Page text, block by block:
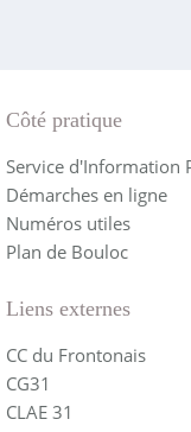
Côté pratique
Service d'Information
Démarches en ligne
Numéros utiles
Plan de Bouloc
Liens externes
CC du Frontonais
CG31
CLAE 31